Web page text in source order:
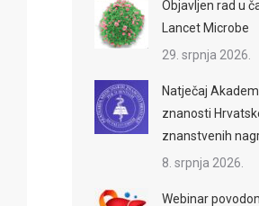
Objavljen rad u
Lancet Microbe
29. srpnja 2026.
Natječaj
znanosti
znanstvenih
8. srpnja 2026.
Webinar